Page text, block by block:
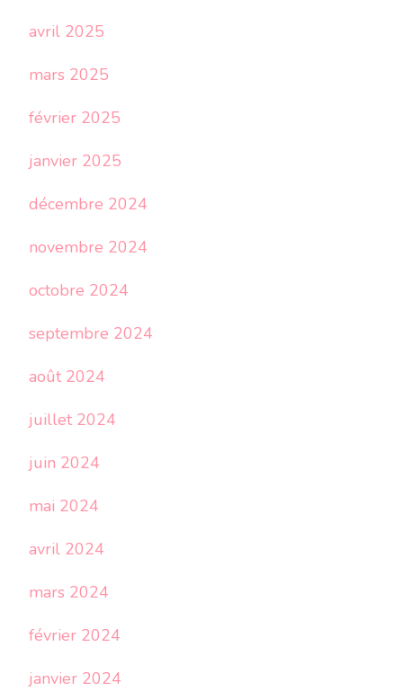
avril 2025
mars 2025
février 2025
janvier 2025
décembre 2024
novembre 2024
octobre 2024
septembre 2024
août 2024
juillet 2024
juin 2024
mai 2024
avril 2024
mars 2024
février 2024
janvier 2024